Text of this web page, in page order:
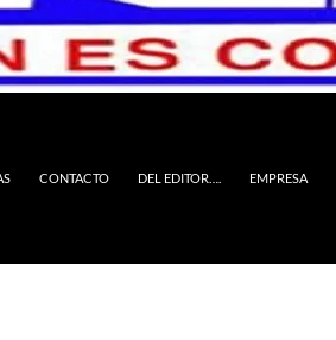
CONTACTO DEL EDITOR…. EMPRESA